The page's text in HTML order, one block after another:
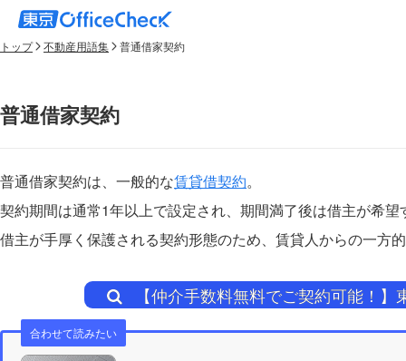
トップ 不動産用語集 普通借家契約
普通借家契約
普通借家契約は、一般的な賃貸借契約。
契約期間は通常1年以上で設定され、期間満了後は借主が希
借主が手厚く保護される契約形態のため、賃貸人からの一方
【仲介手数料無料でご契約可能！
合わせて読みたい